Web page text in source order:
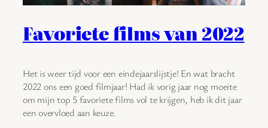
Favoriete films van 2022
Het is weer tijd voor een eindejaarslijstje! En wat bracht
2022 ons een goed filmjaar! Had ik vorig jaar nog moeite
om mijn top 5 favoriete films vol te krijgen, heb ik dit jaar
een overvloed aan keuze.